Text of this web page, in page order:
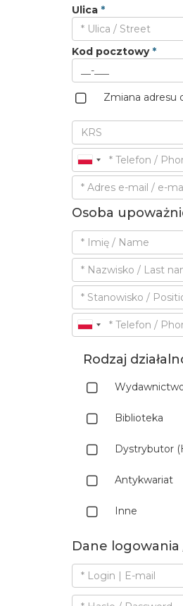
Ulica *
Kod pocztowy *
Zmiana adresu
Osoba
Rodzaj
Biblioteka
Dystrybutor
Antykwariat
Inne
Dane